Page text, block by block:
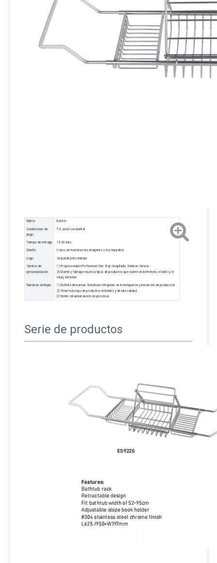
Marca Easton
Condiciones de
pago
T/t, unión occidental
Tiempo de entrega 15-30 días
Diseño Como se muestran las imágenes o los requisitos
Logo Se puede personalizar
Servicio de
personalización
1) Proporcionado Profesional One Stop Hospitality Solution Service
2) Diseñe y fabrique muchos tipos de productos que cubren el dormitorio, el baño y el
lobby del hotel
Nuestras ventajas 1) Disfrute de buenas fortalezas integrales en investigación y desarrollo de producción
2) Tener todo tipo de productos rentables y de alta calidad
3) tienen estandarización de procesos
Serie de productos